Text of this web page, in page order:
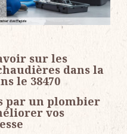
sur les
dans la
le 38470
par un plombier
vos